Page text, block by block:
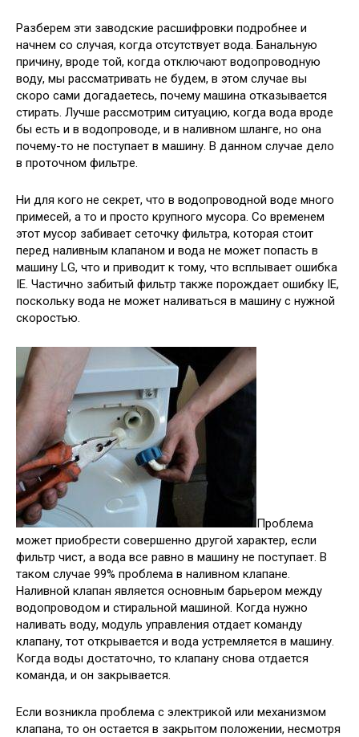
Разберем эти заводские расшифровки подробнее и
начнем со случая, когда отсутствует вода. Банальную
причину, вроде той, когда отключают водопроводную
воду, мы рассматривать не будем, в этом случае вы
скоро сами догадаетесь, почему машина отказывается
стирать. Лучше рассмотрим ситуацию, когда вода вроде
бы есть и в водопроводе, и в наливном шланге, но она
почему-то не поступает в машину. В данном случае дело
в проточном фильтре.
Ни для кого не секрет, что в водопроводной воде много
примесей, а то и просто крупного мусора. Со временем
этот мусор забивает сеточку фильтра, которая стоит
перед наливным клапаном и вода не может попасть в
машину LG, что и приводит к тому, что всплывает ошибка
IE. Частично забитый фильтр также порождает ошибку IE,
поскольку вода не может наливаться в машину с нужной
скоростью.
Проблема
может приобрести совершенно другой характер, если
фильтр чист, а вода все равно в машину не поступает. В
таком случае 99% проблема в наливном клапане.
Наливной клапан является основным барьером между
водопроводом и стиральной машиной. Когда нужно
наливать воду, модуль управления отдает команду
клапану, тот открывается и вода устремляется в машину.
Когда воды достаточно, то клапану снова отдается
команда, и он закрывается.
Если возникла проблема с электрикой или механизмом
клапана, то он остается в закрытом положении, несмотря